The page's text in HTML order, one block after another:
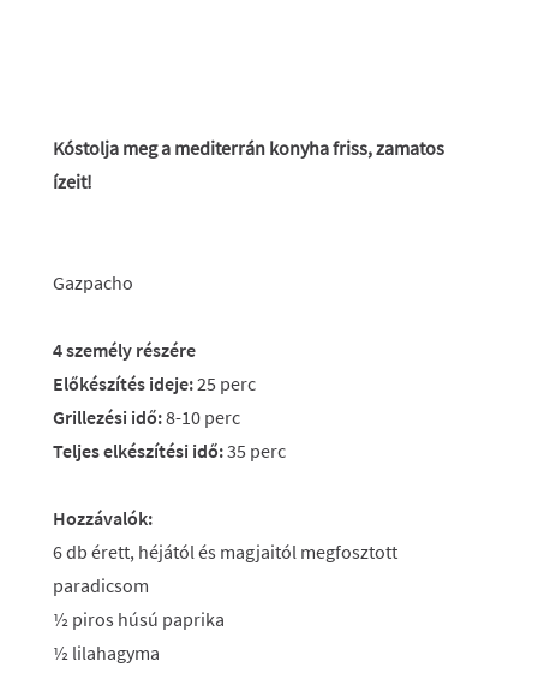
Kóstolja meg a mediterrán konyha friss, zamatos
ízeit!
Gazpacho
4 személy részére
Előkészítés ideje:25 perc
Grillezési idő:8-10 perc
Teljes elkészítési idő:35 perc
Hozzávalók:
6 db érett, héjától és magjaitól megfosztott
paradicsom
½ piros húsú paprika
½ lilahagyma